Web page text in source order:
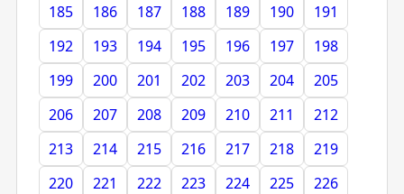
185
186 187 188 189 190
191
192
193 194 195 196 197
198
199
200 201 202 203 204
205
206
207 208 209 210 211
212
213
214 215 216 217 218
219
220
221 222 223 224 225
226